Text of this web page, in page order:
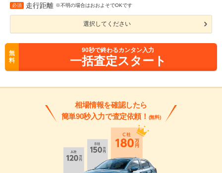
必須 走行距離 ※不明の場合はおおよそでOKです
選択してください
無
料
90秒で終わるカンタン入力
一括査定スタート
相場情報を確認したら
簡単90秒入力で査定依頼！ (無料)